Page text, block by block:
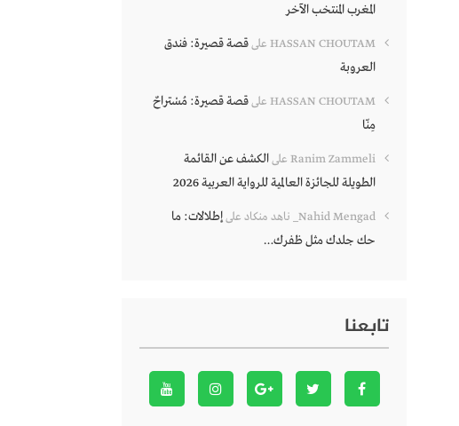
المغرب المنتخب الآخر
HASSAN CHOUTAM علىقصة قصيرة: فندق
العروبة
HASSAN CHOUTAM علىقصة قصيرة: مُسْتراحٌ
مِنّا
Ranim Zammeli علىالكشف عن القائمة
الطويلة للجائزة العالمية للرواية العربية 2026
Nahid Mengad_ ناهد منكاد علىإطلالات: ما
حك جلدك مثل ظفرك…
تابعنا